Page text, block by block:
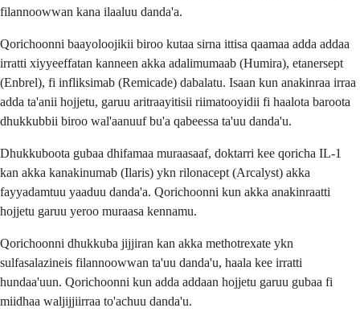
filannoowwan kana ilaaluu danda'a.
Qorichoonni baayoloojikii biroo kutaa sirna ittisa qaamaa adda addaa
irratti xiyyeeffatan kanneen akka adalimumaab (Humira), etanersept
(Enbrel), fi infliksimab (Remicade) dabalatu. Isaan kun anakinraa irraa
adda ta'anii hojjetu, garuu aritraayitisii riimatooyidii fi haalota baroota
dhukkubbii biroo wal'aanuuf bu'a qabeessa ta'uu danda'u.
Dhukkuboota gubaa dhifamaa muraasaaf, doktarri kee qoricha IL-1
kan akka kanakinumab (Ilaris) ykn rilonacept (Arcalyst) akka
fayyadamtuu yaaduu danda'a. Qorichoonni kun akka anakinraatti
hojjetu garuu yeroo muraasa kennamu.
Qorichoonni dhukkuba jijjiran kan akka methotrexate ykn
sulfasalazineis filannoowwan ta'uu danda'u, haala kee irratti
hundaa'uun. Qorichoonni kun adda addaan hojjetu garuu gubaa fi
miidhaa waljijjiirraa to'achuu danda'u.